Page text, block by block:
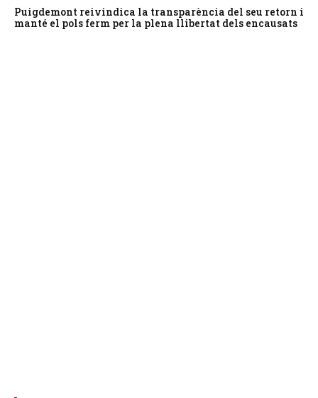
Puigdemont reivindica la transparència del seu retorn i
manté el pols ferm per la plena llibertat dels encausats